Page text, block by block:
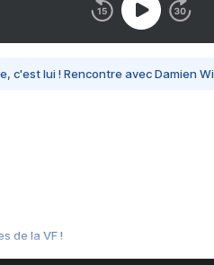
c'est lui ! Rencontre avec Damien
de la VF !